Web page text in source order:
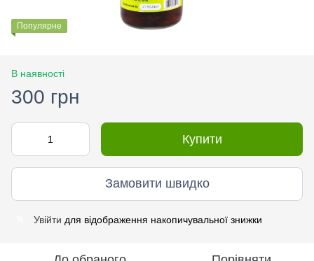
Популярне
В наявності
300 грн
Купити
Замовити швидко
Увійти для відображення накопичувальної знижки